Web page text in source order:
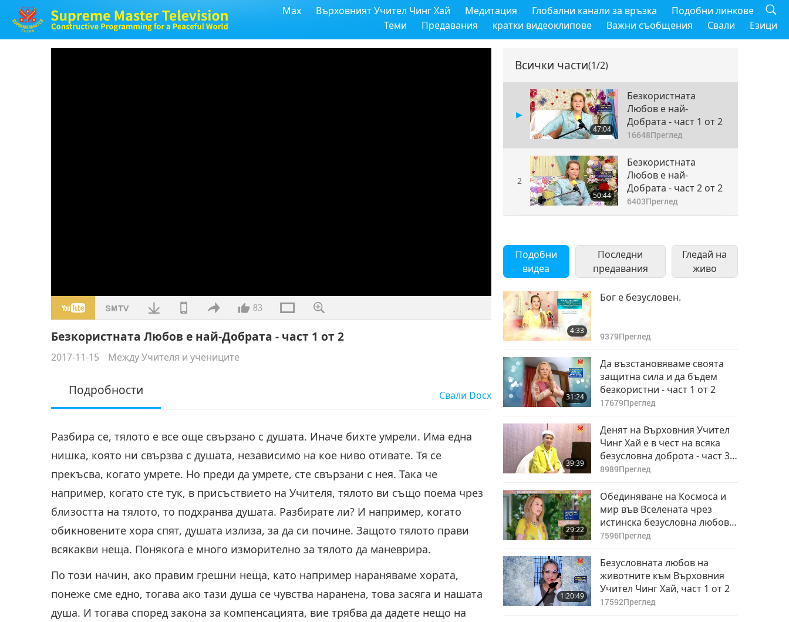
Max Върховният Учител Чинг Хай Медитация Глобални канали за връзка
Подобни линкове
Теми
Предавания кратки видеоклипове Важни съобщения Свали Езици
83
Безкористната Любов е най-Добрата - част 1 от 2
2017-11-15 Между Учителя и учениците
Подробности Свали Docx
Разбира се, тялото е все още свързано с душата. Иначе бихте умрели. Има една
нишка, която ни свързва с душата, независимо на кое ниво отивате. Тя се
прекъсва, когато умрете. Но преди да умрете, сте свързани с нея. Така че
например, когато сте тук, в присъствието на Учителя, тялото ви също поема чрез
близостта на тялото, то подхранва душата. Разбирате ли? И например, когато
обикновените хора спят, душата излиза, за да си почине. Защото тялото прави
всякакви неща. Понякога е много изморително за тялото да маневрира.
По този начин, ако правим грешни неща, като например нараняваме хората,
понеже сме едно, тогава ако тази душа се чувства наранена, това засяга и нашата
душа. И тогава според закона за компенсацията, вие трябва да дадете нещо на
Всички части(1/2)
47:04
Безкористната
Любов е най-
Добрата - част 1 от 2
16648Преглед
2
50:44
Безкористната
Любов е най-
Добрата - част 2 от 2
6403Преглед
Подобни
видеа
Последни
предавания
Гледай на
живо
4:33
Бог е безусловен.
9379Преглед
31:24
Да възстановяваме своята
защитна сила и да бъдем
безкористни - част 1 от 2
17679Преглед
39:39
Денят на Върховния Учител
Чинг Хай е в чест на всяка
безусловна доброта - част 3
от 6
8989Преглед
29:22
Обединяване на Космоса и
мир във Вселената чрез
истинска безусловна любов -
част 1 от 2
7596Преглед
1:20:49
Безусловната любов на
животните към Върховния
Учител Чинг Хай, част 1 от 2
17592Преглед